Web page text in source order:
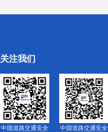
关注我们
中国道路交通安全
中国道路交通安全